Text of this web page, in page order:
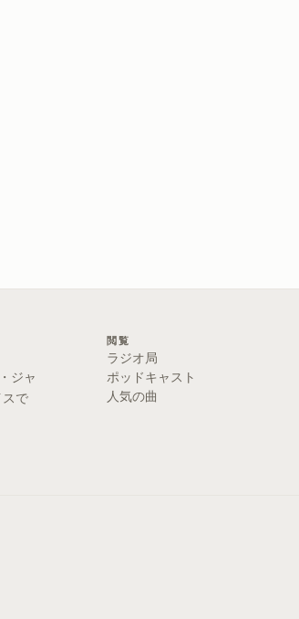
ジャ
で
閲覧
ラジオ局
ポッドキャスト
人気の曲